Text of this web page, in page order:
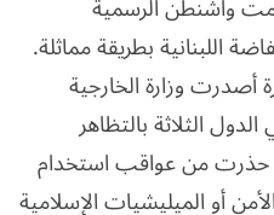
اللبنانية بطريقة مماثلة.
أصدرت وزارة الخارجية
الثلاثة بالتظاهر
حذرت من عواقب استخدام
أو الميليشيات الإسلامية